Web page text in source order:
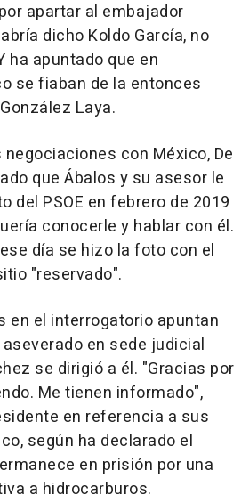
apartar al embajador
dicho Koldo García, no
ha apuntado que en
se fiaban de la entonces
Laya.
con México, De
que Ábalos y su asesor le
del PSOE en febrero de 2019
conocerle y hablar con él.
día se hizo la foto con el
"reservado".
en el interrogatorio apuntan
en sede judicial
se dirigió a él. "Gracias por
Me tienen informado",
en referencia a sus
según ha declarado el
en prisión por una
a hidrocarburos.